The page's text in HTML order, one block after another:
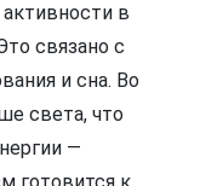
в
связано с
и сна. Во
света, что
—